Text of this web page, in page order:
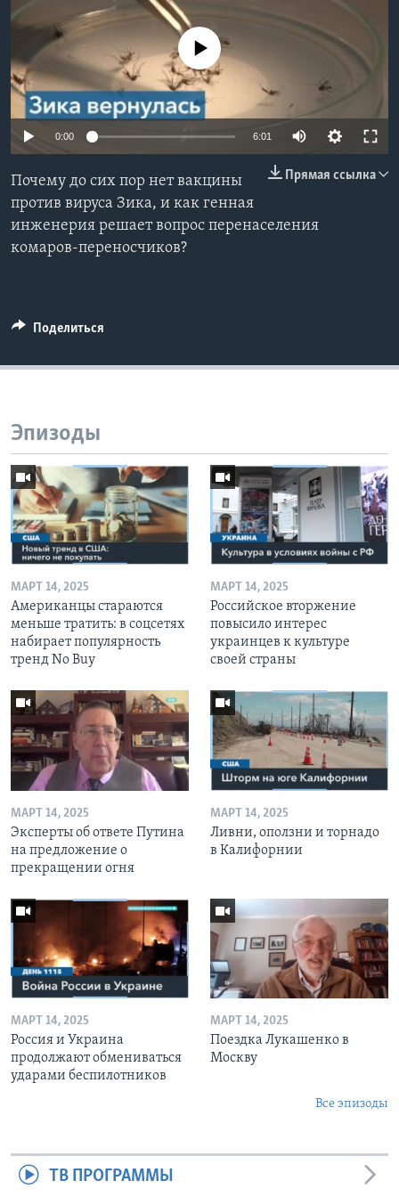
Learning English
СОЦИАЛЬНЫЕ СЕТИ
No media source currently available
0:00 6:01
Прямая ссылка
Почему до сих пор нет вакцины
против вируса Зика, и как генная
инженерия решает вопрос перенаселения
комаров-переносчиков?
Поделиться
Эпизоды
МАРТ 14, 2025
Американцы стараются
меньше тратить: в соцсетях
набирает популярность
тренд No Buy
МАРТ 14, 2025
Российское вторжение
повысило интерес
украинцев к культуре
своей страны
МАРТ 14, 2025
Эксперты об ответе Путина
на предложение о
прекращении огня
МАРТ 14, 2025
Ливни, оползни и торнадо
в Калифорнии
МАРТ 14, 2025
Россия и Украина
продолжают обмениваться
ударами беспилотников
МАРТ 14, 2025
Поездка Лукашенко в
Москву
Все эпизоды
ТВ ПРОГРАММЫ